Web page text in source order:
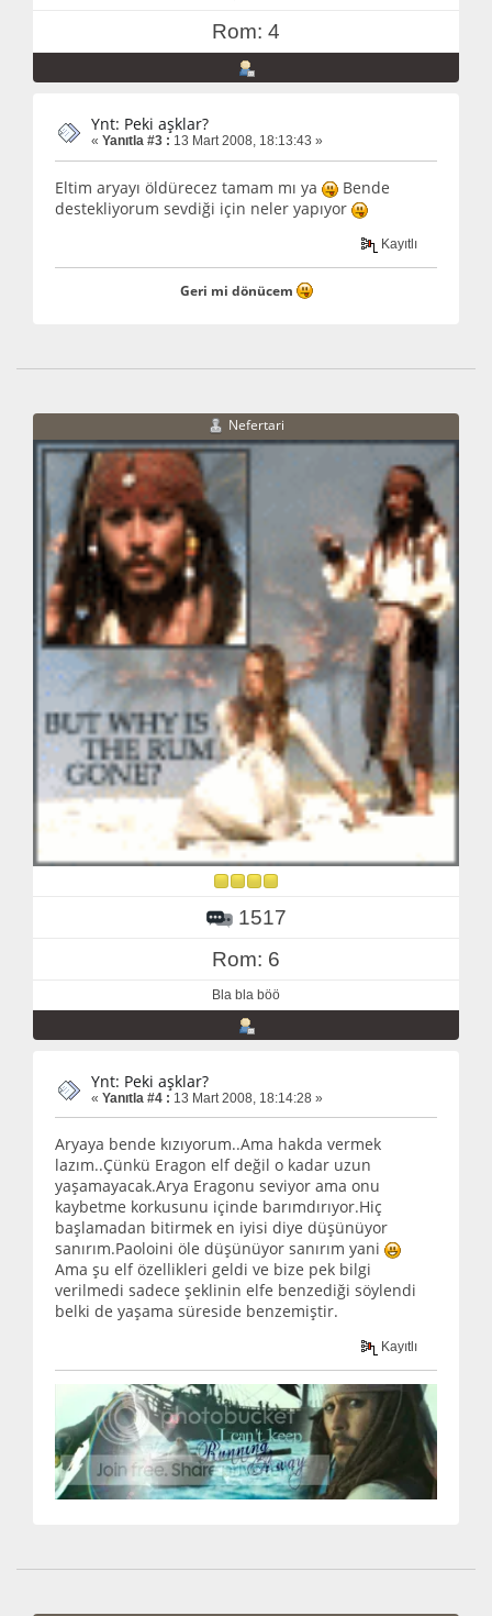
Rom: 4
Ynt: Peki aşklar?
« Yanıtla #3 : 13 Mart 2008, 18:13:43 »
Eltim aryayı öldürecez tamam mı ya
Bende
destekliyorum sevdiği için neler yapıyor
Kayıtlı
Geri mi dönücem
Nefertari
1517
Rom: 6
Bla bla böö
Ynt: Peki aşklar?
« Yanıtla #4 : 13 Mart 2008, 18:14:28 »
Aryaya bende kızıyorum..Ama hakda vermek
lazım..Çünkü Eragon elf değil o kadar uzun
yaşamayacak.Arya Eragonu seviyor ama onu
kaybetme korkusunu içinde barımdırıyor.Hiç
başlamadan bitirmek en iyisi diye düşünüyor
sanırım.Paoloini öle düşünüyor sanırım yani
Ama şu elf özellikleri geldi ve bize pek bilgi
verilmedi sadece şeklinin elfe benzediği söylendi
belki de yaşama süreside benzemiştir.
Kayıtlı